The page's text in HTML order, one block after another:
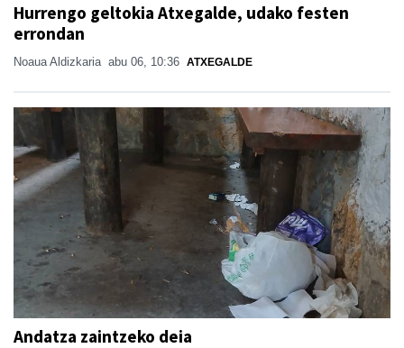
Hurrengo geltokia Atxegalde, udako festen
errondan
Noaua Aldizkaria abu 06, 10:36 ATXEGALDE
Andatza zaintzeko deia